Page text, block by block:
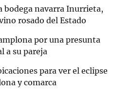
bodega navarra Inurrieta,
rosado del Estado
por una presunta
a su pareja
para ver el eclipse
y comarca